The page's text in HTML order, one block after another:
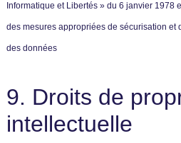
Informatique et Libertés » du 6 janvier 1978
des mesures appropriées de sécurisation et
des données
9. Droits de
intellectuelle